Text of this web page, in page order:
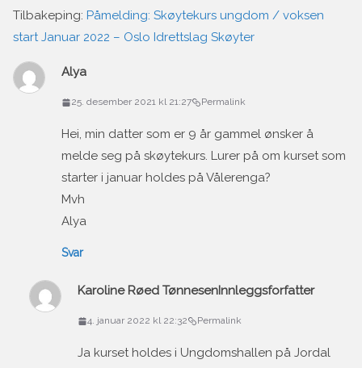
Tilbakeping: Påmelding: Skøytekurs ungdom / voksen
start Januar 2022 – Oslo Idrettslag Skøyter
Alya
25. desember 2021 kl 21:27 Permalink
Hei, min datter som er 9 år gammel ønsker å
melde seg på skøytekurs. Lurer på om kurset som
starter i januar holdes på Vålerenga?
Mvh
Alya
Svar
Karoline Røed TønnesenInnleggsforfatter
4. januar 2022 kl 22:32 Permalink
Ja kurset holdes i Ungdomshallen på Jordal